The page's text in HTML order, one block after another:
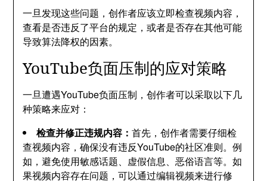
一旦发现这些问题，创作者应该立即检查视频内容，
查看是否违反了平台的规定，或者是否存在其他可能
导致算法降权的因素。
YouTube负面压制的应对策略
一旦遭遇YouTube负面压制，创作者可以采取以下几
种策略来应对：
检查并修正违规内容：首先，创作者需要仔细检
查视频内容，确保没有违反YouTube的社区准则。例
如，避免使用敏感话题、虚假信息、恶俗语言等。如
果视频内容存在问题，可以通过编辑视频来进行修